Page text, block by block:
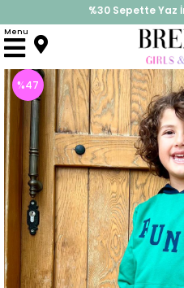
%30 Sepette Yaz
İndirimlere ek %10
Menu
Anasayfa Takımlar
%47
İndirim